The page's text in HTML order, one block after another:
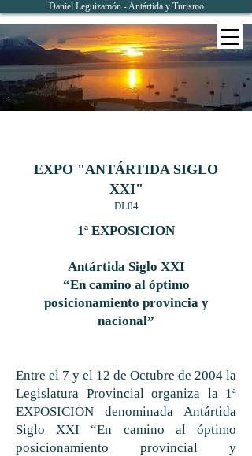
Daniel Leguizamón - Antártida y Turismo
EXPO "ANTÁRTIDA SIGLO
XXI"
DL04
1ª EXPOSICION
Antártida Siglo XXI
“En camino al óptimo
posicionamiento provincia y
nacional”
Entre el 7 y el 12 de Octubre de 2004 la
Legislatura Provincial organiza la 1ª
EXPOSICION denominada Antártida
Siglo XXI “En camino al óptimo
posicionamiento provincial y